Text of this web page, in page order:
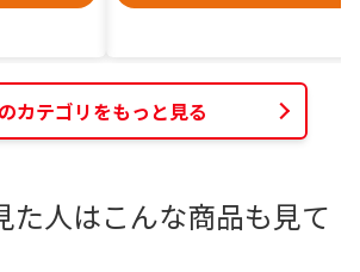
カテゴリをもっと見る
た人はこんな商品も見て